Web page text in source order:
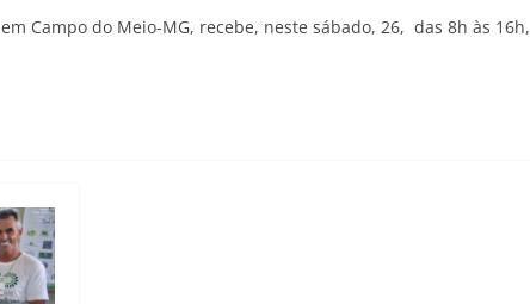
Campo do Meio-MG, recebe, neste sábado, 26, das 8h às 16h,